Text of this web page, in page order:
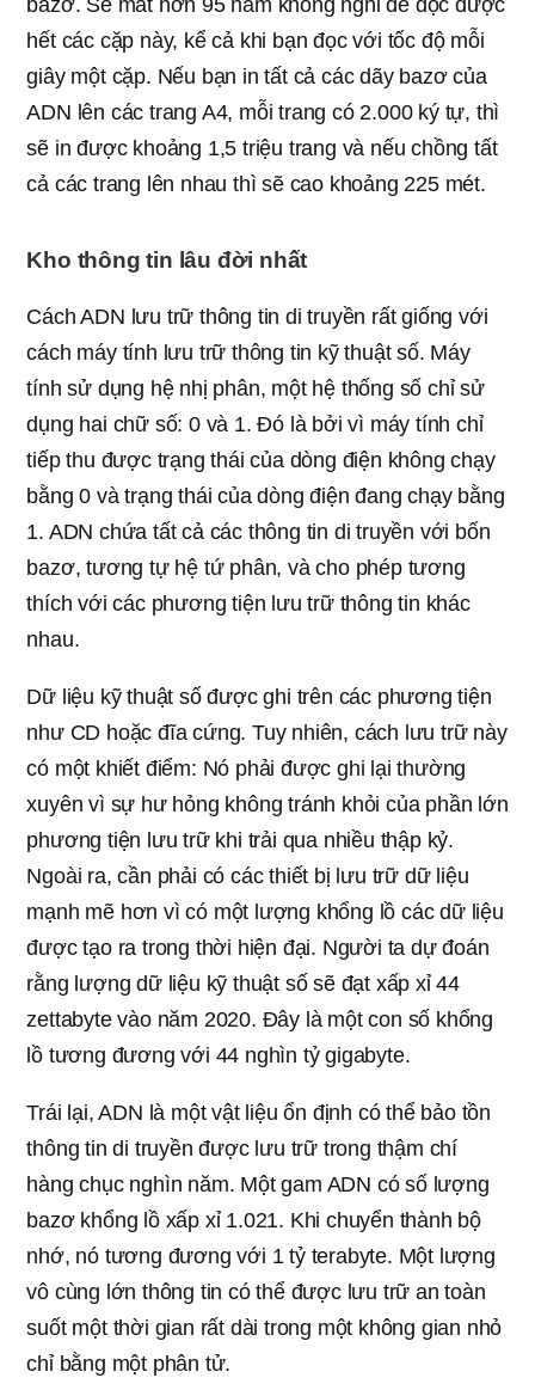
bazơ. Sẽ mất hơn 95 năm không nghỉ để đọc được
hết các cặp này, kể cả khi bạn đọc với tốc độ mỗi
giây một cặp. Nếu bạn in tất cả các dãy bazơ của
ADN lên các trang A4, mỗi trang có 2.000 ký tự, thì
sẽ in được khoảng 1,5 triệu trang và nếu chồng tất
cả các trang lên nhau thì sẽ cao khoảng 225 mét.
Kho thông tin lâu đời nhất
Cách ADN lưu trữ thông tin di truyền rất giống với
cách máy tính lưu trữ thông tin kỹ thuật số. Máy
tính sử dụng hệ nhị phân, một hệ thống số chỉ sử
dụng hai chữ số: 0 và 1. Đó là bởi vì máy tính chỉ
tiếp thu được trạng thái của dòng điện không chạy
bằng 0 và trạng thái của dòng điện đang chạy bằng
1. ADN chứa tất cả các thông tin di truyền với bốn
bazơ, tương tự hệ tứ phân, và cho phép tương
thích với các phương tiện lưu trữ thông tin khác
nhau.
Dữ liệu kỹ thuật số được ghi trên các phương tiện
như CD hoặc đĩa cứng. Tuy nhiên, cách lưu trữ này
có một khiết điểm: Nó phải được ghi lại thường
xuyên vì sự hư hỏng không tránh khỏi của phần lớn
phương tiện lưu trữ khi trải qua nhiều thập kỷ.
Ngoài ra, cần phải có các thiết bị lưu trữ dữ liệu
mạnh mẽ hơn vì có một lượng khổng lồ các dữ liệu
được tạo ra trong thời hiện đại. Người ta dự đoán
rằng lượng dữ liệu kỹ thuật số sẽ đạt xấp xỉ 44
zettabyte vào năm 2020. Đây là một con số khổng
lồ tương đương với 44 nghìn tỷ gigabyte.
Trái lại, ADN là một vật liệu ổn định có thể bảo tồn
thông tin di truyền được lưu trữ trong thậm chí
hàng chục nghìn năm. Một gam ADN có số lượng
bazơ khổng lồ xấp xỉ 1.021. Khi chuyển thành bộ
nhớ, nó tương đương với 1 tỷ terabyte. Một lượng
vô cùng lớn thông tin có thể được lưu trữ an toàn
suốt một thời gian rất dài trong một không gian nhỏ
chỉ bằng một phân tử.